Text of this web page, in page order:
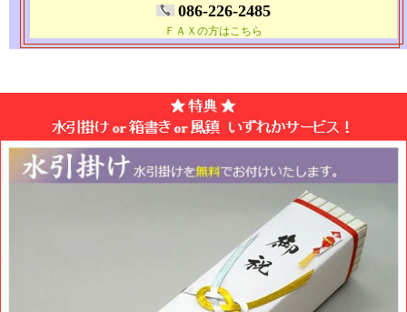
086-226-2485
ＦＡＸの方はこちら